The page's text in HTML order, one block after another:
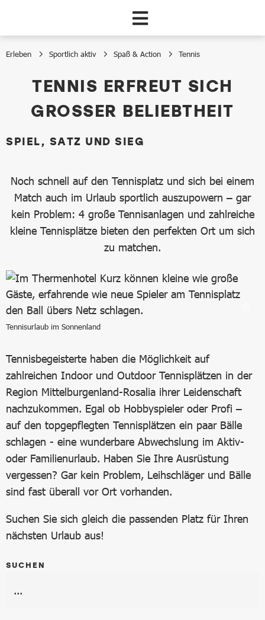
Erleben Sportlich aktiv Spaß & Action Tennis
TENNIS ERFREUT SICH
GROSSER BELIEBTHEIT
SPIEL, SATZ UND SIEG
Noch schnell auf den Tennisplatz und sich bei einem
Match auch im Urlaub sportlich auszupowern – gar
kein Problem: 4 große Tennisanlagen und zahlreiche
kleine Tennisplätze bieten den perfekten Ort um sich
zu matchen.
Tennisurlaub im Sonnenland
Tennisbegeisterte haben die Möglichkeit auf
zahlreichen Indoor und Outdoor Tennisplätzen in der
Region Mittelburgenland-Rosalia ihrer Leidenschaft
nachzukommen. Egal ob Hobbyspieler oder Profi –
auf den topgepflegten Tennisplätzen ein paar Bälle
schlagen - eine wunderbare Abwechslung im Aktiv-
oder Familienurlaub. Haben Sie Ihre Ausrüstung
vergessen? Gar kein Problem, Leihschläger und Bälle
sind fast überall vor Ort vorhanden.
Suchen Sie sich gleich die passenden Platz für Ihren
nächsten Urlaub aus!
SUCHEN